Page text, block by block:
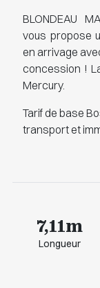
BLONDEAU
vous propose
en arrivage
concession !
Mercury.
Tarif de base
transport et
7,11m
Longueur